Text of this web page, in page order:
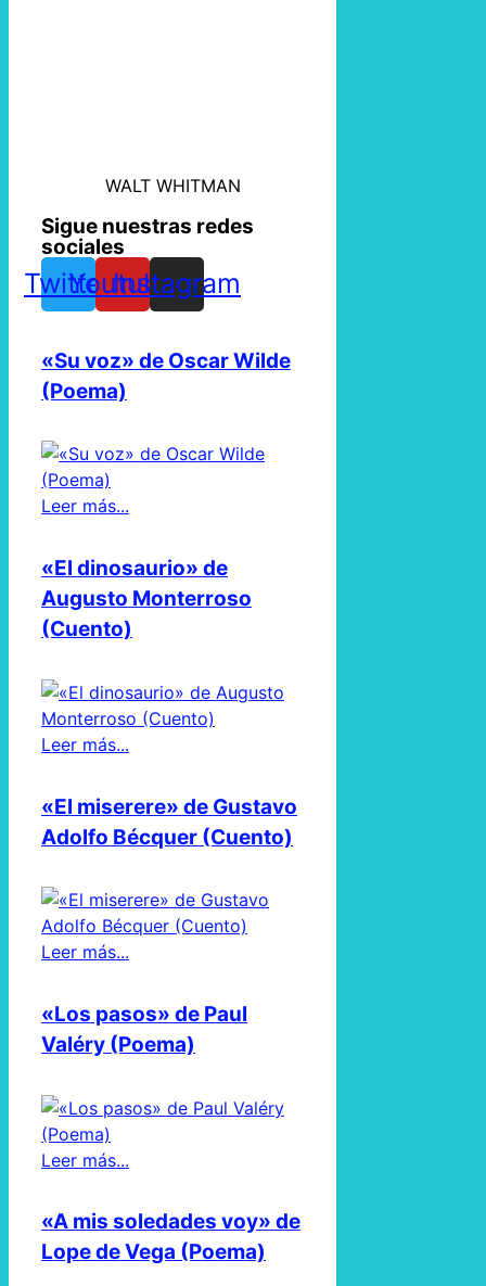
WALT WHITMAN
Sigue nuestras redes
sociales
TwitterYoutube
Instagram
«Su voz» de Oscar Wilde
(Poema)
Leer más...
«El dinosaurio» de
Augusto Monterroso
(Cuento)
Leer más...
«El miserere» de Gustavo
Adolfo Bécquer (Cuento)
Leer más...
«Los pasos» de Paul
Valéry (Poema)
Leer más...
«A mis soledades voy» de
Lope de Vega (Poema)